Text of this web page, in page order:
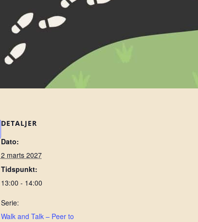
DETALJER
Dato:
2 marts 2027
Tidspunkt:
13:00 - 14:00
Serie:
Walk and Talk – Peer to